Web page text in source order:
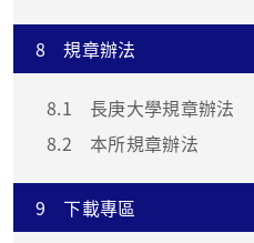
8 規章辦法
8.1
長庚大學規章辦法
8.2
本所規章辦法
9 下載專區